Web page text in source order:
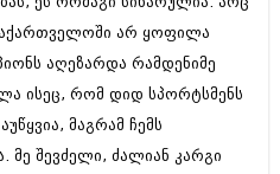
არ ყოფილა
აღეზარდა რამდენიმე
ისეც, რომ დიდ სპორტსმენს
მაგრამ ჩემს
მე შევძელი, ძალიან კარგი